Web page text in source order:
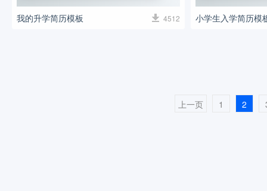
我的升学简历模板 4512 小学生入学简历模
上一页 1 2